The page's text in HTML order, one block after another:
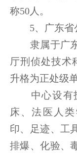
称50人。
5、广东省
隶属于广东
厅刑侦处技术
升格为正处级
中心设有技
床、法医人
印、足迹、工
排爆、化验、